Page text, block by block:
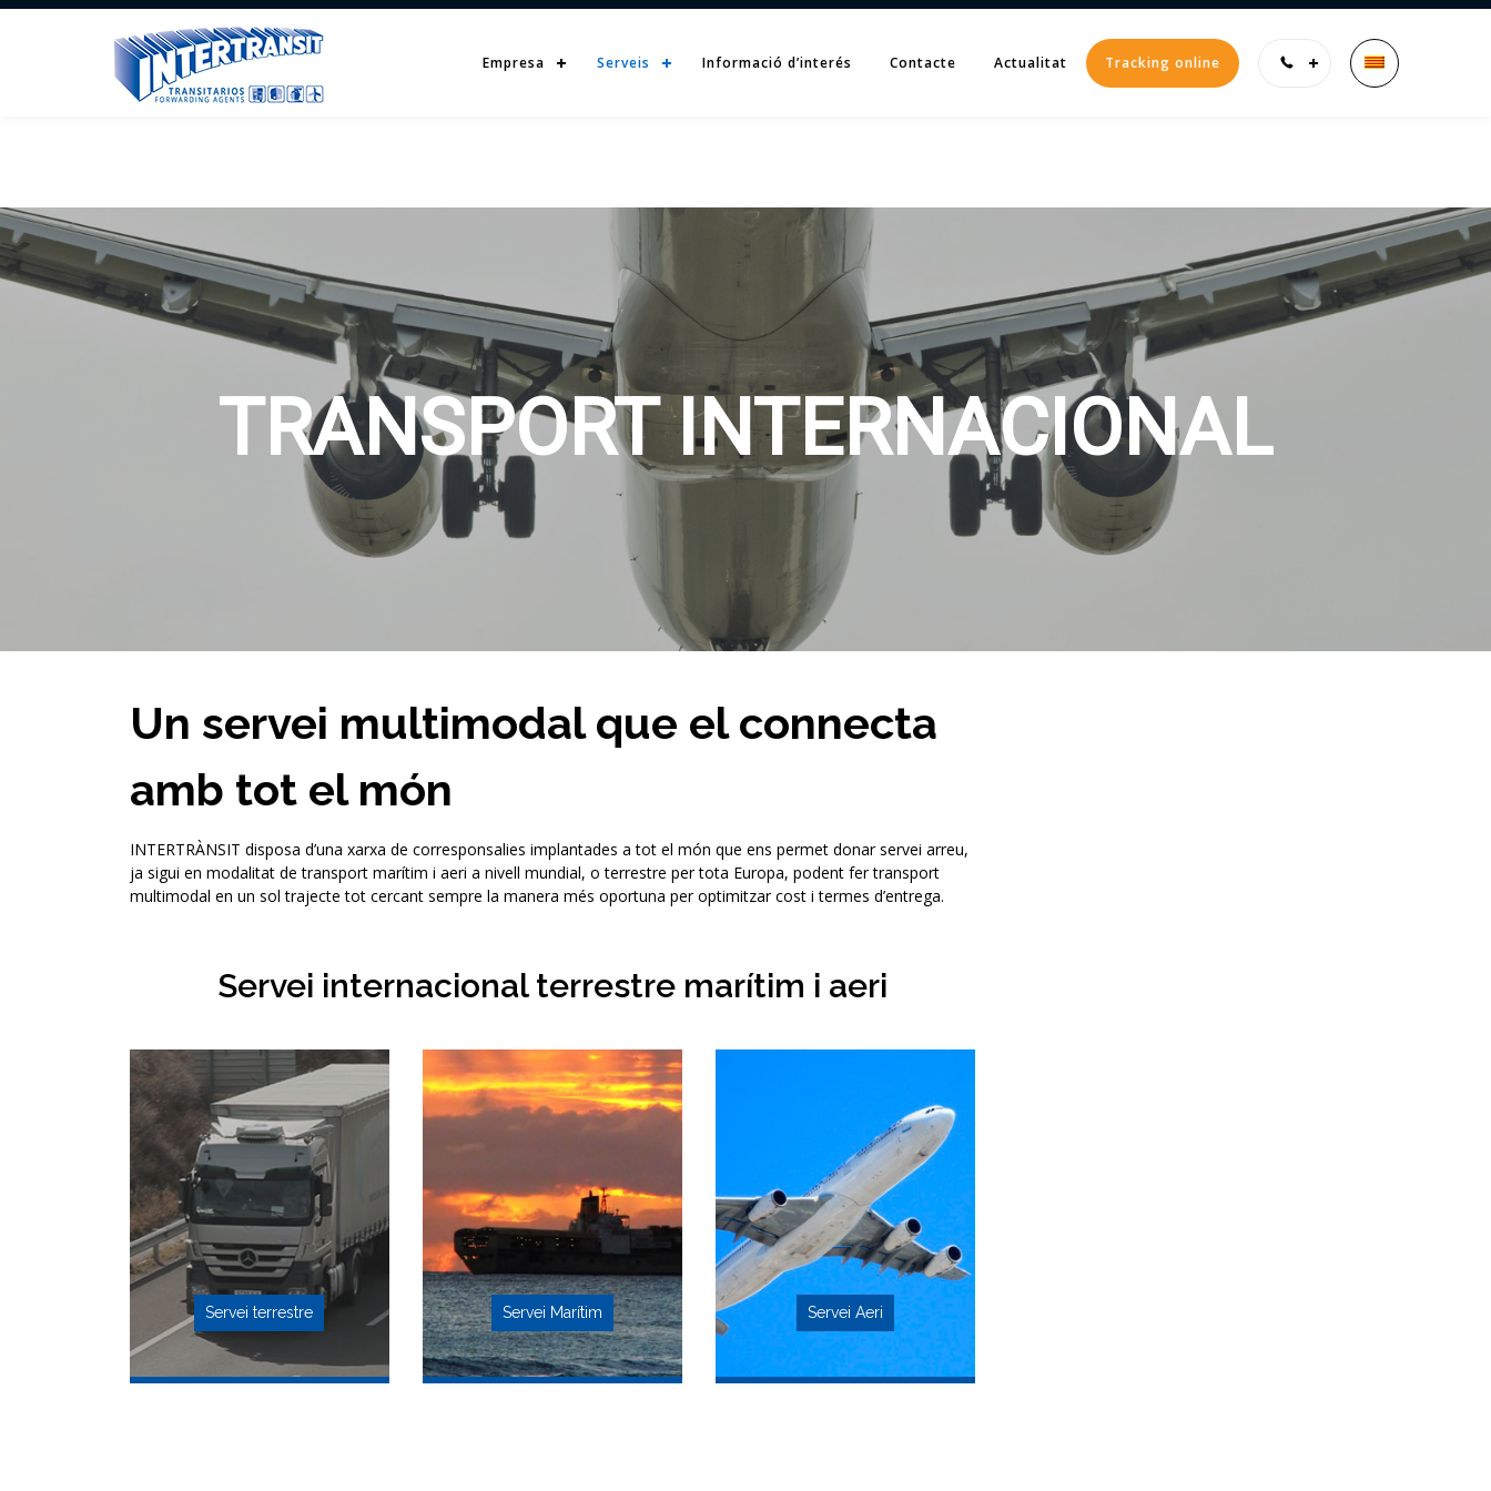
Empresa Serveis Informació d’interés Contacte Actualitat Tracking online
TRANSPORT INTERNACIONAL
Un servei multimodal que el connecta
amb tot el món
INTERTRÀNSIT disposa d’una xarxa de corresponsalies implantades a tot el món que ens permet donar servei arreu,
ja sigui en modalitat de transport marítim i aeri a nivell mundial, o terrestre per tota Europa, podent fer transport
multimodal en un sol trajecte tot cercant sempre la manera més oportuna per optimitzar cost i termes d’entrega.
Servei internacional terrestre marítim i aeri
Servei terrestre Servei Marítim Servei Aeri